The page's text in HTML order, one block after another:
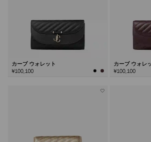
カーブ ウォレット
¥100,100
カーブ ウォレ
¥100,100